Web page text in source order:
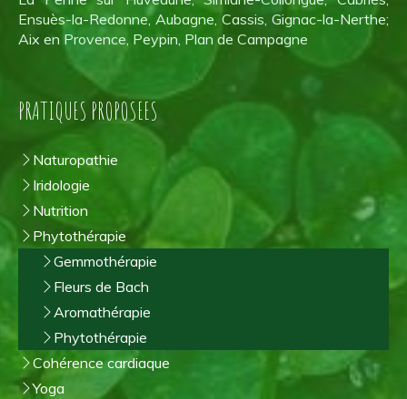
Ensuès-la-Redonne, Aubagne, Cassis, Gignac-la-Nerthe;
Aix en Provence, Peypin, Plan de Campagne
PRATIQUES PROPOSEES
Naturopathie
Iridologie
Nutrition
Phytothérapie
Gemmothérapie
Fleurs de Bach
Aromathérapie
Phytothérapie
Cohérence cardiaque
Yoga